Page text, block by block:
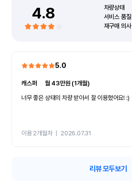
4.8 차량상태
서비스 품질
재구매 의사
5.0
캐스퍼
월 43만원 (1개월)
너무 좋은 상태의 차량 받아서 잘 이용했어요! :)
이용 2개월차ㅣ 2026.07.31
리뷰 모두보기